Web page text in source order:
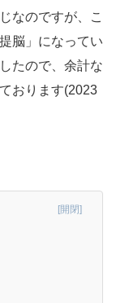
なのですが、こ
脳」になってい
たので、余計な
おります(2023